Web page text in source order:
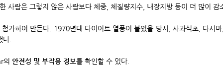
사람은 그렇지 않은 사람보다 체중, 체질량지수, 내장지방 등이 더 많이 감
가하여 만든다. 1970년대 다이어트 열풍이 불었을 당시, 사과식초, 다시
.
의 안전성 및 부작용 정보를 확인할 수 있다.